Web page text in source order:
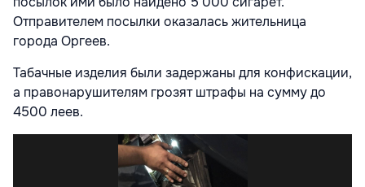
Отправителем посылки оказалась жительница
города Оргеев.
Табачные изделия были задержаны для конфискации,
а правонарушителям грозят штрафы на сумму до
4500 леев.